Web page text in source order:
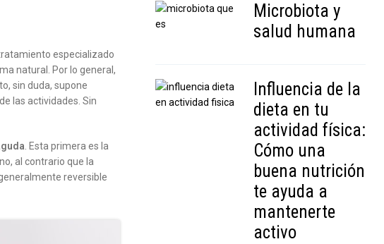
especializado
natural. Por lo general,
sin duda, supone
las actividades. Sin
. Esta primera es la
al contrario que la
reversible
Microbiota y
salud humana
Influencia de la
dieta en tu
actividad física:
Cómo una
buena nutrición
te ayuda a
mantenerte
activo